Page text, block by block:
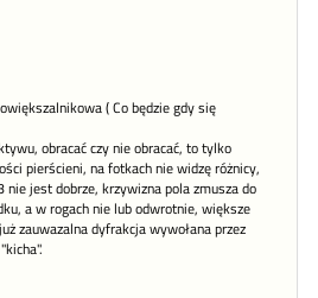
( Co będzie gdy się
obracać czy nie obracać, to tylko
pierścieni, na fotkach nie widzę różnicy,
jest dobrze, krzywizna pola zmusza do
a w rogach nie lub odwrotnie, większe
zauwazalna dyfrakcja wywołana przez